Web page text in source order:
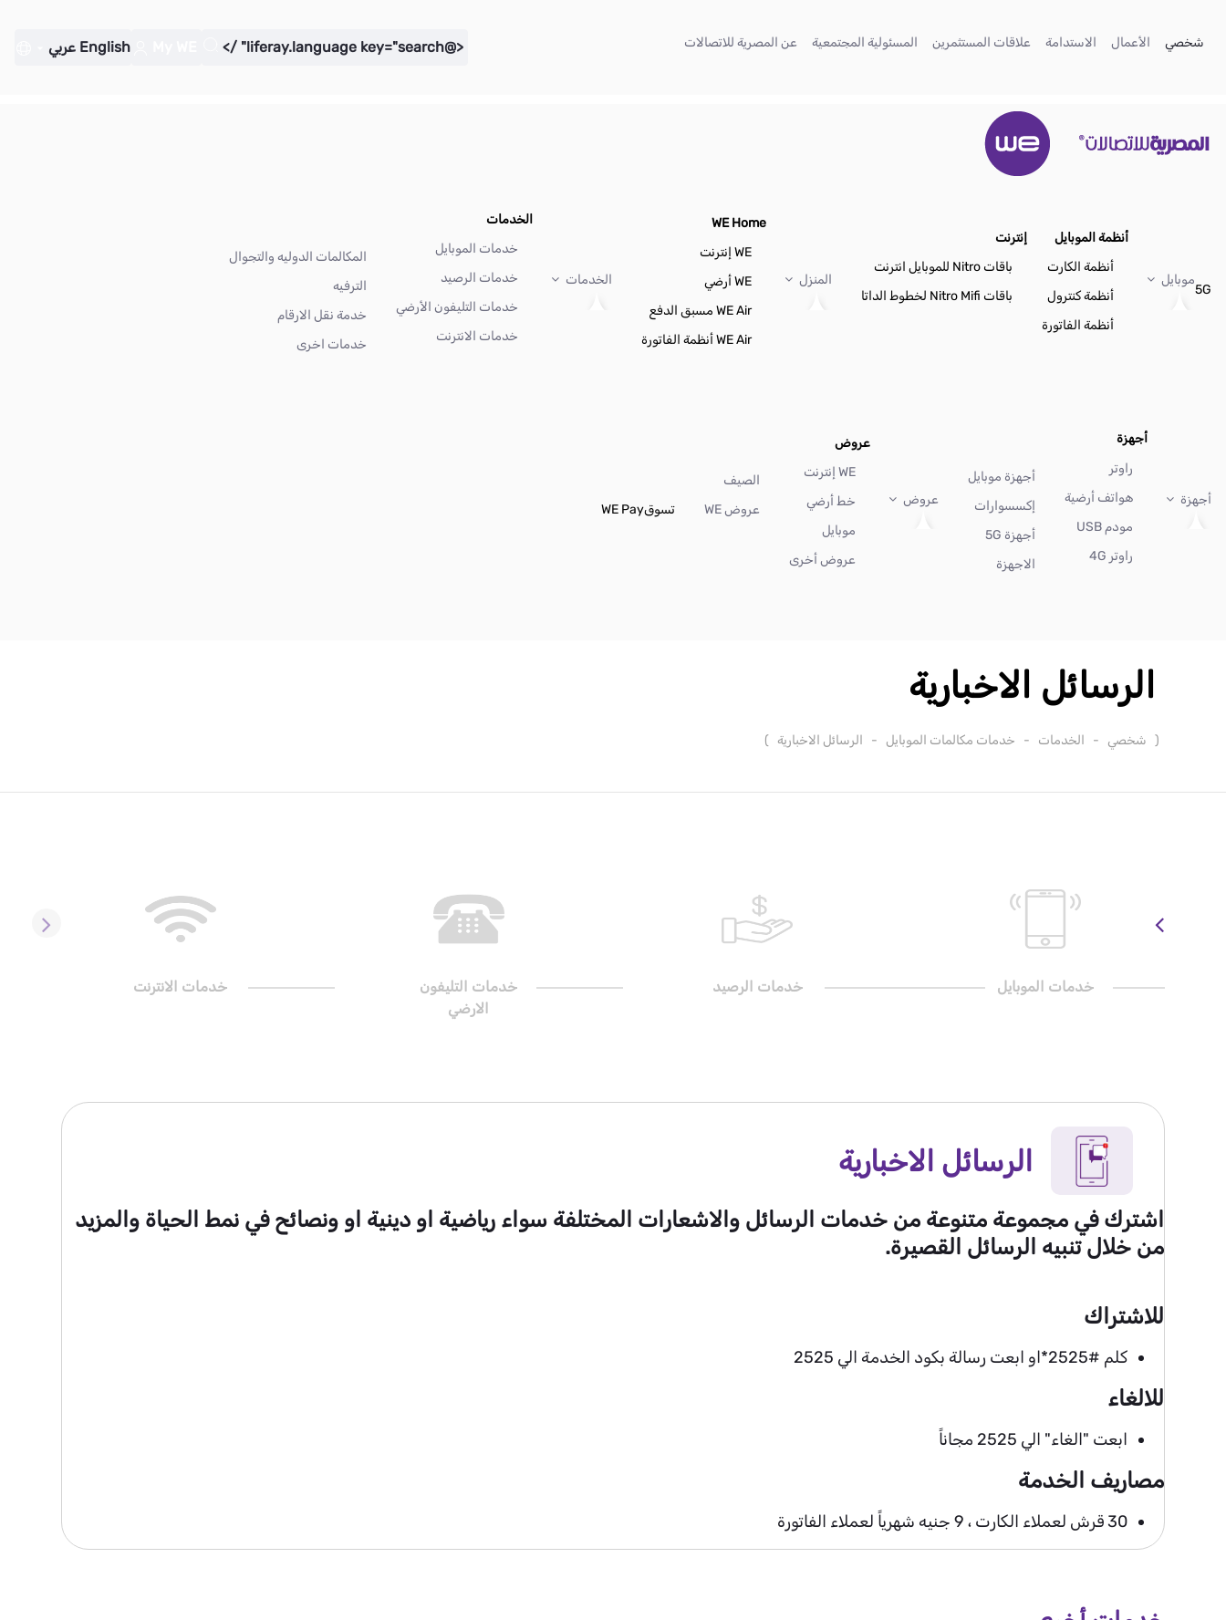
شخصي
الأعمال الاستدامة
(current) علاقات المستثمرين
(current) المسئولية المجتمعية
(current) عن المصرية للاتصالات <@liferay.language key="search" />
English عربي
5G
موبايل
أنظمة الموبايل
أنظمة الكارت
أنظمة كنترول
أنظمة الفاتورة
إنترنت
باقات Nitro للموبايل انترنت
باقات Nitro Mifi لخطوط الداتا
المنزل
WE Home
WE إنترنت
WE أرضي
WE Air مسبق الدفع
WE Air أنظمة الفاتورة
الخدمات
الخدمات
خدمات الموبايل
خدمات الرصيد
خدمات التليفون الأرضي
خدمات الانترنت
المكالمات الدوليه والتجوال
الترفيه
خدمة نقل الارقام
خدمات اخرى
أجهزة
أجهزة
راوتر
هواتف أرضية
مودم USB
راوتر 4G
أجهزة موبايل
إكسسوارات
أجهزة 5G
الاجهزة
عروض
عروض
WE إنترنت
خط أرضي
موبايل
عروض أخرى
الصيف
عروض WE
تسوقWE Pay
الرسائل الاخبارية
( شخصي - الخدمات - خدمات مكالمات الموبايل - الرسائل الاخبارية )
خدمات الموبايل خدمات الرصيد
خدمات التليفون
الارضي
خدمات الانترنت
الرسائل الاخبارية
اشترك في مجموعة متنوعة من خدمات الرسائل والاشعارات المختلفة سواء رياضية او دينية او ونصائح في نمط الحياة والمزيد
من خلال تنبيه الرسائل القصيرة.
للاشتراك
كلم #2525*او ابعت رسالة بكود الخدمة الي 2525
للالغاء
ابعت "الغاء" الي 2525 مجاناً
مصاريف الخدمة
30 قرش لعملاء الكارت ، 9 جنيه شهرياً لعملاء الفاتورة